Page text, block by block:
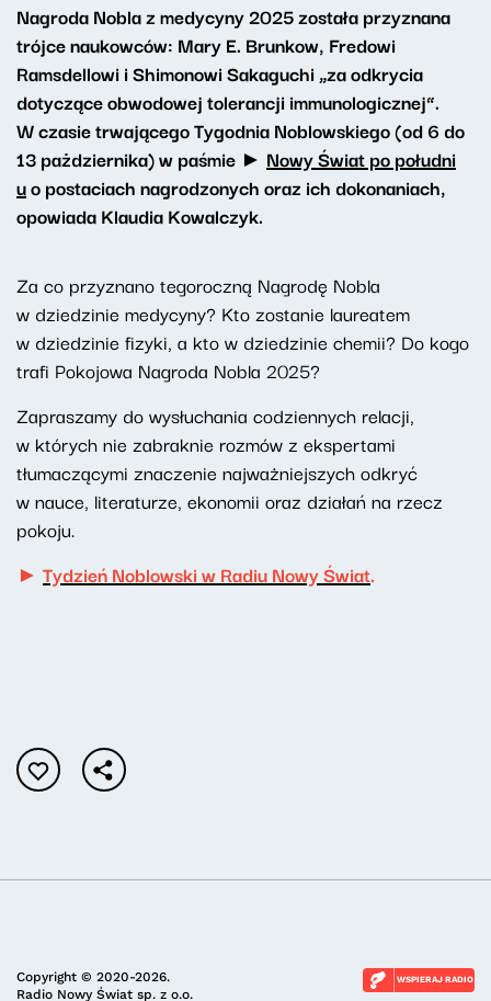
Nagroda Nobla z medycyny 2025 została przyznana
trójce naukowców: Mary E. Brunkow, Fredowi
Ramsdellowi i Shimonowi Sakaguchi „za odkrycia
dotyczące obwodowej tolerancji immunologicznej”.
W czasie trwającego Tygodnia Noblowskiego (od 6 do
13 pażdziernika) w paśmie ► Nowy Świat po południ
uo postaciach nagrodzonych oraz ich dokonaniach,
opowiada Klaudia Kowalczyk.
Za co przyznano tegoroczną Nagrodę Nobla
w dziedzinie medycyny? Kto zostanie laureatem
w dziedzinie fizyki, a kto w dziedzinie chemii? Do kogo
trafi Pokojowa Nagroda Nobla 2025?
Zapraszamy do wysłuchania codziennych relacji,
w których nie zabraknie rozmów z ekspertami
tłumaczącymi znaczenie najważniejszych odkryć
w nauce, literaturze, ekonomii oraz działań na rzecz
pokoju.
► Tydzień Noblowski w Radiu Nowy Świat.
Copyright © 2020-2026.
Radio Nowy Świat sp. z o.o.
WSPIERAJ RADIO